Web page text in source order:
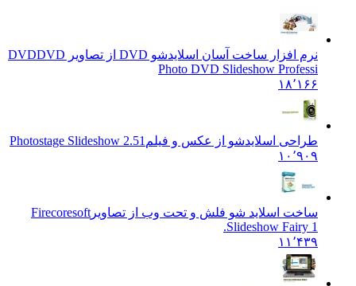
نرم افزار ساخت آسان اسلایدشو DVD از تصاویر DVD
DVD
Photo DVD Slideshow Professi
۱۸٬۱۶۶
طراحی اسلایدشو از عکس و فیلم Photostage Slideshow 2.51
۱۰٬۹۰۹
ساخت اسلاید شو فلش و تحت وب از تصاویر Firecoresoft
Slideshow Fairy 1.
۱۱٬۴۳۹